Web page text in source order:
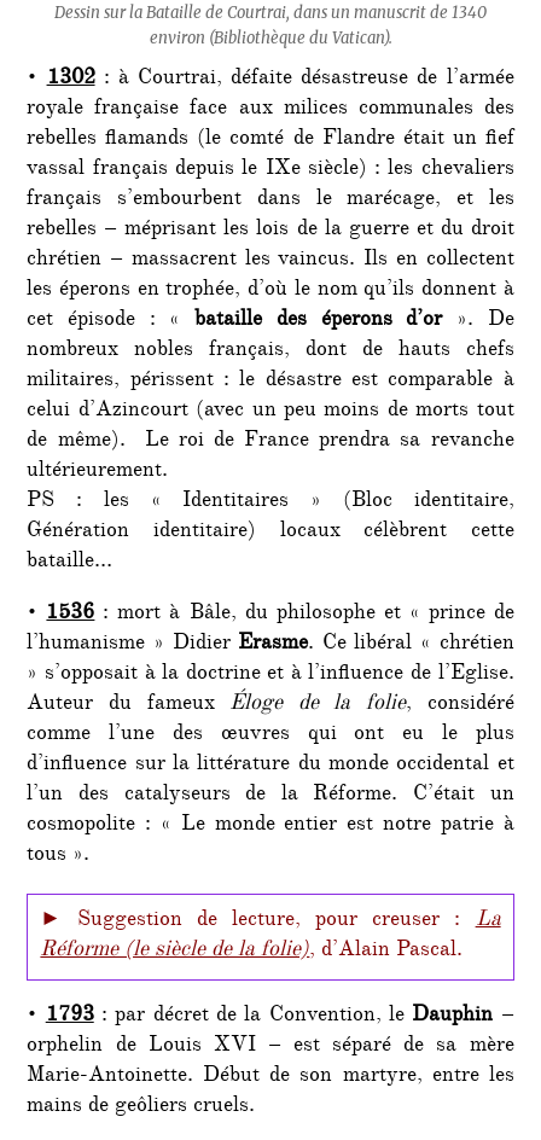
Dessin sur la Bataille de Courtrai, dans un manuscrit de 1340
environ (Bibliothèque du Vatican).
•1302 : à Courtrai, défaite désastreuse de l’armée
royale française face aux milices communales des
rebelles flamands (le comté de Flandre était un fief
vassal français depuis le IXe siècle) : les chevaliers
français s’embourbent dans le marécage, et les
rebelles – méprisant les lois de la guerre et du droit
chrétien – massacrent les vaincus. Ils en collectent
les éperons en trophée, d’où le nom qu’ils donnent à
cet épisode : «bataille des éperons d’or». De
nombreux nobles français, dont de hauts chefs
militaires, périssent : le désastre est comparable à
celui d’Azincourt (avec un peu moins de morts tout
de même). Le roi de France prendra sa revanche
ultérieurement.
PS : les « Identitaires » (Bloc identitaire,
Génération identitaire) locaux célèbrent cette
bataille…
•1536 : mort à Bâle, du philosophe et « prince de
l’humanisme » Didier Erasme. Ce libéral « chrétien
» s’opposait à la doctrine et à l’influence de l’Eglise.
Auteur du fameux Éloge de la folie, considéré
comme l’une des œuvres qui ont eu le plus
d’influence sur la littérature du monde occidental et
l’un des catalyseurs de la Réforme. C’était un
cosmopolite : « Le monde entier est notre patrie à
tous ».
► Suggestion de lecture, pour creuser :La
Réforme (le siècle de la folie), d’Alain Pascal.
•1793 : par décret de la Convention, le Dauphin –
orphelin de Louis XVI – est séparé de sa mère
Marie-Antoinette. Début de son martyre, entre les
mains de geôliers cruels.